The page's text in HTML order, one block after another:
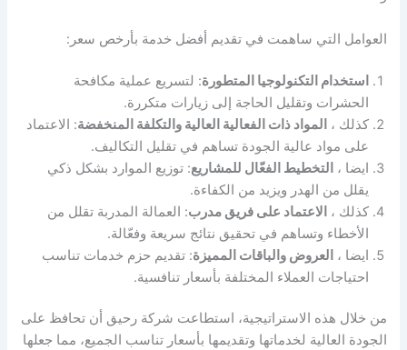
العوامل التي ساهمت في تقديم أفضل خدمة بأرخص سعر:
استخدام التكنولوجيا المتطورة: لتسريع عملية مكافحة
الحشرات وتقليل الحاجة إلى زيارات متكررة.
كذلك ، المواد ذات الفعالية العالية والتكلفة المنخفضة: الاعتماد
على مواد عالية الجودة تساهم في تقليل التكاليف.
ايضا ، التخطيط الفعّال للمشاريع: توزيع الموارد بشكل ذكي
يقلل من الهدر ويزيد من الكفاءة.
كذلك ، الاعتماد على فريق مدرب: العمالة المدربة تقلل من
الأخطاء وتساهم في تحقيق نتائج سريعة وفعّالة.
ايضا ، العروض والباقات المميزة: تقديم حزم خدمات تناسب
احتياجات العملاء المختلفة بأسعار تنافسية.
من خلال هذه الاستراتيجية، استطاعت شركة رحيق أن تحافظ على
الجودة العالية لخدماتها وتقديمها بأسعار تناسب الجميع، مما جعلها